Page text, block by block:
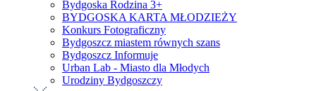
Bydgoska Rodzina 3+
BYDGOSKA KARTA MŁODZIEŻY
Konkurs Fotograficzny
Bydgoszcz miastem równych szans
Bydgoszcz Informuje
Urban Lab - Miasto dla Młodych
Urodziny Bydgoszczy